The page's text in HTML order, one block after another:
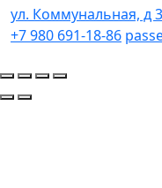
ул. Коммунальная, д
+7 980 691-18-86